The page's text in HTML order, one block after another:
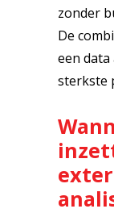
zonder
De
een
sterkste